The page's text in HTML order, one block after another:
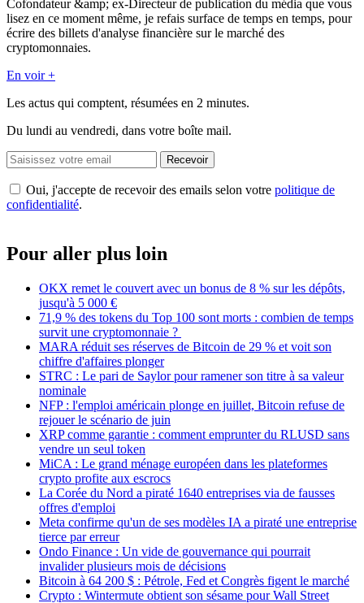
Cofondateur &amp; ex-Directeur de publication du média que vous
lisez en ce moment même, je refais surface de temps en temps, pour
écrire des billets d'analyse financière sur le marché des
cryptomonnaies.
En voir +
Les actus qui comptent, résumées en 2 minutes.
Du lundi au vendredi, dans votre boîte mail.
Recevoir
Oui, j'accepte de recevoir des emails selon votre politique de
confidentialité.
Pour aller plus loin
OKX remet le couvert avec un bonus de 8 % sur les dépôts,
jusqu'à 5 000 €
71,9 % des tokens du Top 100 sont morts : combien de temps
survit une cryptomonnaie ?
MARA réduit ses réserves de Bitcoin de 29 % et voit son
chiffre d'affaires plonger
STRC : Le pari de Saylor pour ramener son titre à sa valeur
nominale
NFP : l'emploi américain plonge en juillet, Bitcoin refuse de
rejouer le scénario de juin
XRP comme garantie : comment emprunter du RLUSD sans
vendre un seul token
MiCA : Le grand ménage européen dans les plateformes
crypto profite aux escrocs
La Corée du Nord a piraté 1640 entreprises via de fausses
offres d'emploi
Meta confirme qu'un de ses modèles IA a piraté une entreprise
tierce par erreur
Ondo Finance : Un vide de gouvernance qui pourrait
invalider plusieurs mois de décisions
Bitcoin à 64 200 $ : Pétrole, Fed et Congrès figent le marché
Crypto : Wintermute obtient son sésame pour Wall Street